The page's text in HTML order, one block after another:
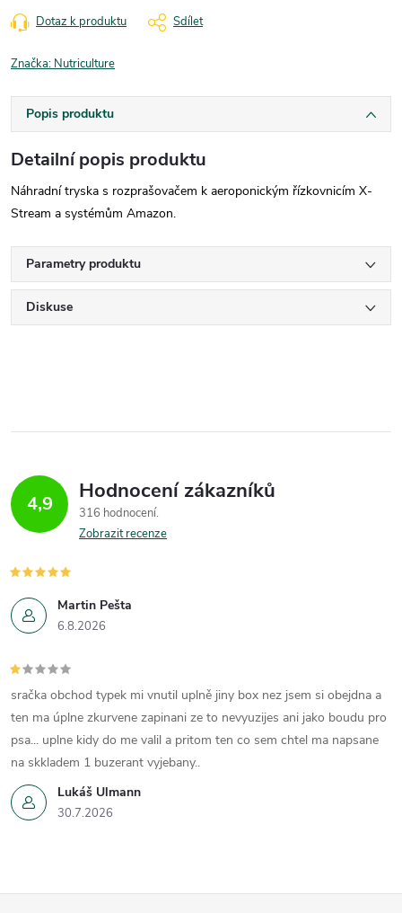
Dotaz k produktu Sdílet
Značka: Nutriculture
Popis produktu
Detailní popis produktu
Náhradní tryska s rozprašovačem k aeroponickým řízkovnicím X-
Stream a systémům Amazon.
Parametry produktu
Diskuse
4,9 Hodnocení zákazníků
316 hodnocení
Zobrazit recenze
Martin Pešta
6.8.2026
Lukáš Ulmann
30.7.2026
sračka obchod typek mi vnutil uplně jiny box nez jsem si obejdna a
ten ma úplne zkurvene zapinani ze to nevyuzijes ani jako boudu pro
psa... uplne kidy do me valil a pritom ten co sem chtel ma napsane
na skkladem 1 buzerant vyjebany..